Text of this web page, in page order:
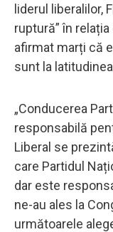
liderul liberalilor,
ruptură” în
afirmat marți că
sunt la
„Conducerea
responsabilă
Liberal se
care Partidul
dar este
ne-au ales la
următoarele